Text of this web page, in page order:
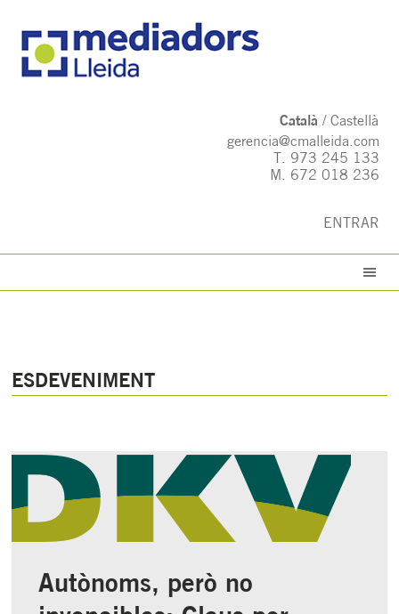
Català
Castellà
gerencia@cmalleida.com
T. 973 245 133
M. 672 018 236
ENTRAR
ESDEVENIMENT
Autònoms, però no